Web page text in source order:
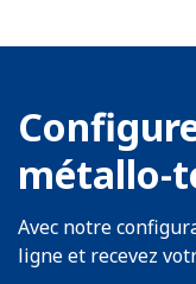
métallo-
Avec notre
ligne et recevez